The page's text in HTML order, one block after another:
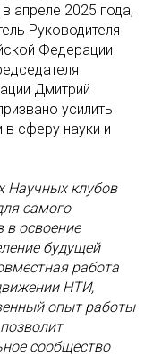
апреле 2025 года,
Руководителя
Федерации
Дмитрий
усилить
сферу науки и
Научных клубов
самого
в освоение
будущей
работа
НТИ,
опыт работы
сообщество